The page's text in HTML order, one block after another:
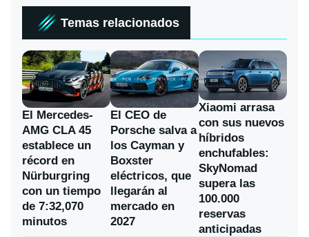
Temas relacionados
El Mercedes-
AMG CLA 45
establece un
récord en
Nürburgring
con un tiempo
de 7:32,070
minutos
El CEO de
Porsche salva a
los Cayman y
Boxster
eléctricos, que
llegarán al
mercado en
2027
Xiaomi arrasa
con sus nuevos
híbridos
enchufables:
SkyNomad
supera las
100.000
reservas
anticipadas